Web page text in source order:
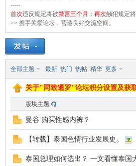
致
-----
首次违反规定将被禁言三个月 ； 再次触犯规定
>> 携手关爱论坛，营造良好交流空间。
全部主题 最新 热门 热帖 精华 更多
关于"同致暹罗"论坛积分设置及获
版块主题
曼谷 购买性感内裤？
【转载】泰国色情行业发展史。
泰国总理如何选出？ 一文看懂泰国